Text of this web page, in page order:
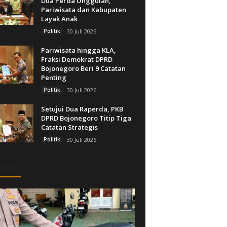
Pariwisata dan Kabupaten
Layak Anak
Politik 30 Juli 2026
Pariwisata hingga KLA,
Fraksi Demokrat DPRD
Bojonegoro Beri 9 Catatan
Penting
Politik 30 Juli 2026
Setujui Dua Raperda, PKB
DPRD Bojonegoro Titip Tiga
Catatan Strategis
Politik 30 Juli 2026